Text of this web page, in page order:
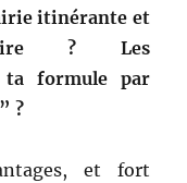
itinérante et
? Les
ta formule par
?
et fort